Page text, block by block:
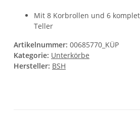
Mit 8 Korbrollen und 6
Teller
Artikelnummer: 00685770_KÜP
Kategorie: Unterkörbe
Hersteller: BSH
SEBO Filterbox D 8120ER
1,74 € pro 1